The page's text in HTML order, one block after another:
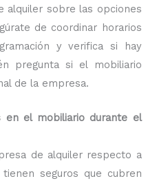
alquiler sobre las opciones
de coordinar horarios
y verifica si hay
pregunta si el mobiliario
de la empresa.
en el mobiliario durante el
de alquiler respecto a
seguros que cubren